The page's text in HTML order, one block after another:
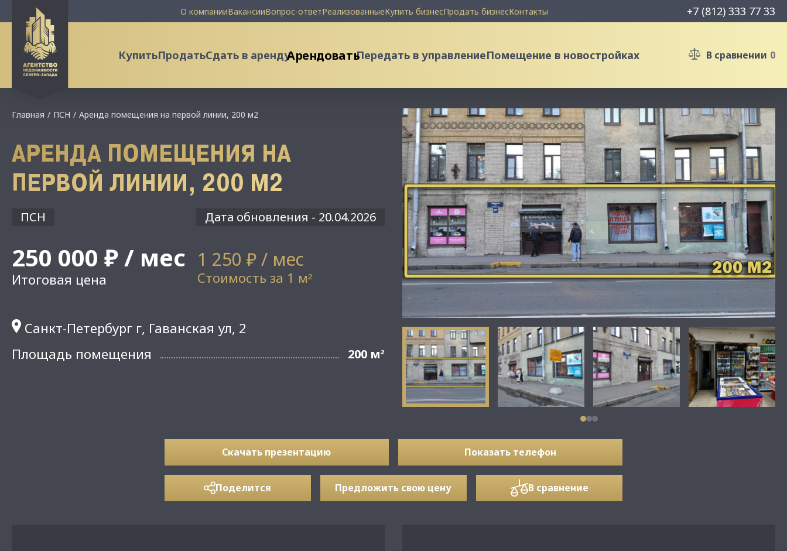
О компанииВакансииВопрос-ответРеализованныеКупить бизнесПродать бизнесКонтакты +7 (812) 333 77 33
КупитьПродатьСдать в арендуАрендоватьПередать в управлениеПомещение в новостройках В сравнении 0
Главная ПСН Аренда помещения на первой линии, 200 м2
АРЕНДА ПОМЕЩЕНИЯ НА
ПЕРВОЙ ЛИНИИ, 200 М2
ПСН Дата обновления - 20.04.2026
250 000 ₽ / мес
Итоговая цена
1 250 ₽ / мес
Стоимость за 1 м²
Санкт-Петербург г, Гаванская ул, 2
Площадь помещения
200 м²
Скачать презентацию Показать телефон
Поделится Предложить свою цену В сравнение